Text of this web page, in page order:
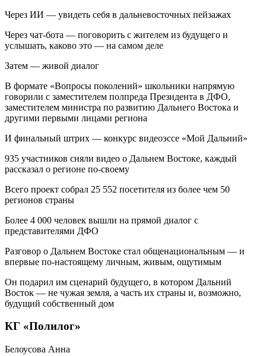
Через ИИ — увидеть себя в дальневосточных пейзажах
Через чат-бота — поговорить с жителем из будущего и
услышать, каково это — на самом деле
Затем — живой диалог
В формате «Вопросы поколений» школьники напрямую
говорили с заместителем полпреда Президента в ДФО,
заместителем министра по развитию Дальнего Востока и
другими первыми лицами региона
И финальный штрих — конкурс видеоэссе «Мой Дальний»
935 участников сняли видео о Дальнем Востоке, каждый
рассказал о регионе по-своему
Всего проект собрал 25 552 посетителя из более чем 50
регионов страны
Более 4 000 человек вышли на прямой диалог с
представителями ДФО
Разговор о Дальнем Востоке стал общенациональным — и
впервые по-настоящему личным, живым, ощутимым
Он подарил им сценарий будущего, в котором Дальний
Восток — не чужая земля, а часть их страны и, возможно,
будущий собственный дом
КГ «Полилог»
Белоусова Анна